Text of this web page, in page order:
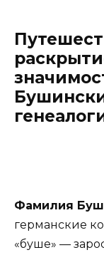
Фамилия
германские
«буше» —